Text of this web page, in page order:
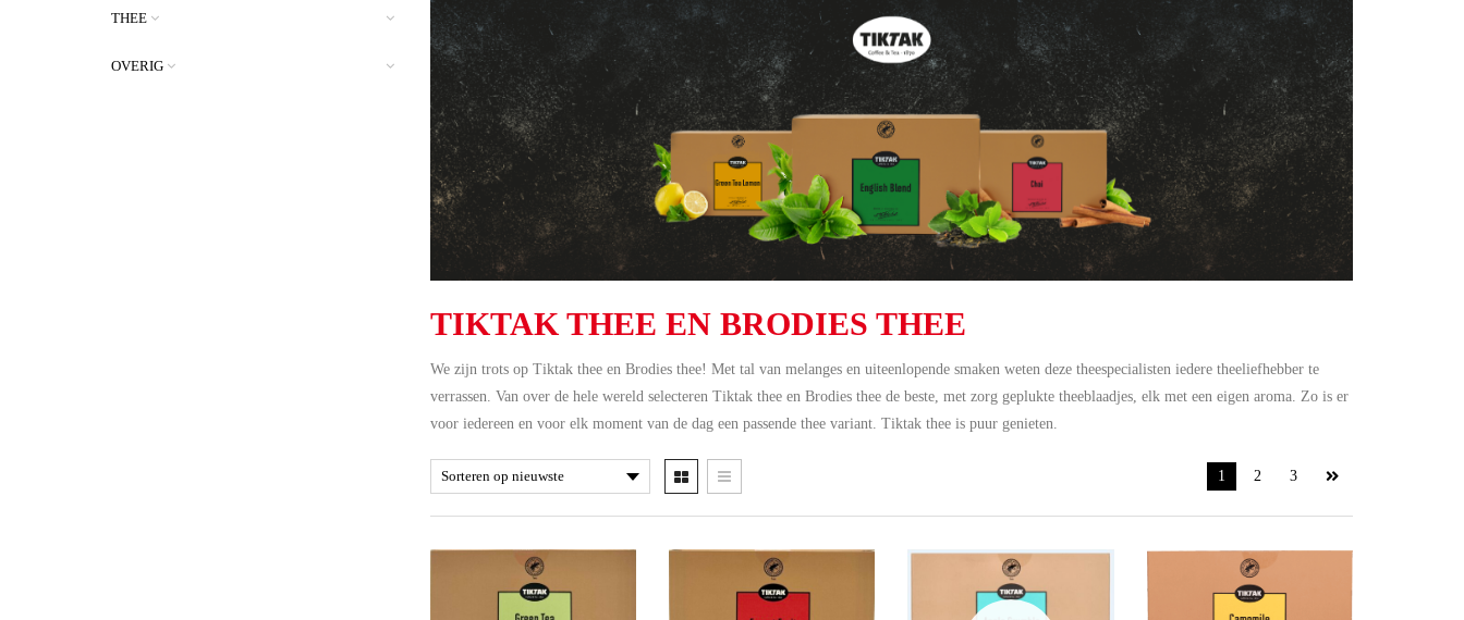
TIKTAK THEE EN BRODIES THEE
We zijn trots op Tiktak thee en Brodies thee! Met tal van melanges en uiteenlopende smaken weten deze theespecialisten iedere theeliefhebber te
verrassen. Van over de hele wereld selecteren Tiktak thee en Brodies thee de beste, met zorg geplukte theeblaadjes, elk met een eigen aroma. Zo is er
voor iedereen en voor elk moment van de dag een passende thee variant. Tiktak thee is puur genieten.
1 2 3
THEE
OVERIG